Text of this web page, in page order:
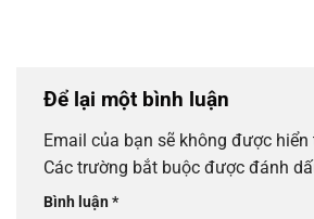
Để lại một bình luận
Email của bạn sẽ không được
Các trường bắt buộc được đánh
Bình luận*